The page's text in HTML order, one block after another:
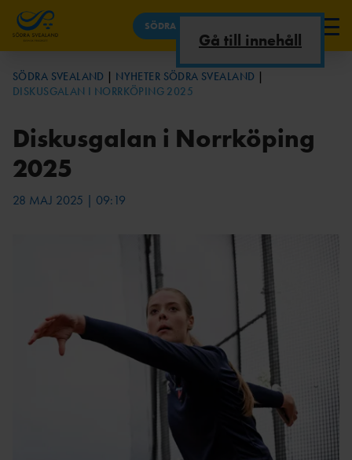
Gå till innehåll
SÖDRA SVEALAND
NYHETER SÖDRA SVEALAND
TÄVLINGAR
ER
LÖPARSERIE
N
UTBILDNINGAR
OSS
KONTAKTA
ER
DOKUMENT
SÖDRA SVEALAND
NYHETER SÖDRA SVEALAND
DISKUSGALAN I NORRKÖPING 2025
Diskusgalan i Norrköping
2025
28 MAJ 2025 | 09:19